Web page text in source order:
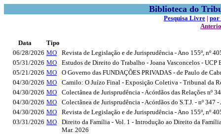
Biblioteca do
Pesquisa Livre| por
Data
Tipo
06/28/2026 MO
Revista de Legislação e de Jurisprudência - Ano 155º, nº
05/31/2026 MO
Estudos de Direito do Trabalho - Joana Vasconcelos -
05/21/2026 MO
O Governo das FUNDAÇÕES PRIVADAS - de Paulo de
04/30/2026 MO
Camilo: O Juízo Final - Exposição Coletiva - Tribunal da
04/30/2026 MO
Colectânea de Jurisprudência - Acórdãos das Relações nº
04/30/2026 MO
Colectânea de Jurisprudência - Acórdãos do S.T.J. - nº
04/30/2026 MO
Revista de Legislação e de Jurisprudência - Ano 155º, nº
03/31/2026 MO
Direito da Família - Vol. 1 - Introdução ao Direito da
Mar. 2026